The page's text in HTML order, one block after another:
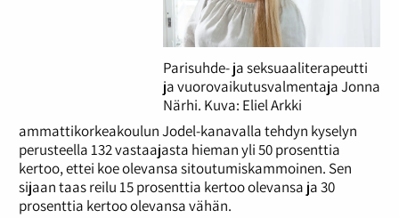
Parisuhde- ja seksuaaliterapeutti
ja vuorovaikutusvalmentaja Jonna
Närhi. Kuva: Eliel Arkki
ammattikorkeakoulun Jodel-kanavalla tehdyn kyselyn
perusteella 132 vastaajasta hieman yli 50 prosenttia
kertoo, ettei koe olevansa sitoutumiskammoinen. Sen
sijaan taas reilu 15 prosenttia kertoo olevansa ja 30
prosenttia kertoo olevansa vähän.